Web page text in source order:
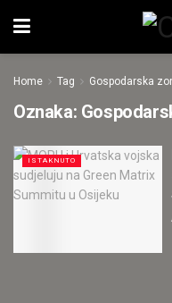
Home Tag Gospodarska
Oznaka:
ISTAKNUTO